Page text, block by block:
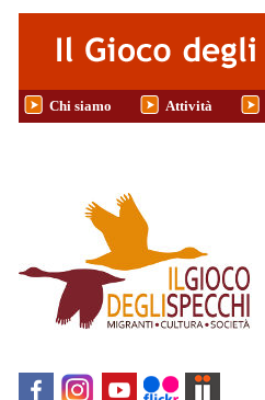
Salta al contenuto principale
Chi siamo Attività